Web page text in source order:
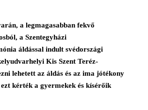
a legmagasabban fekvő
a Szentegyházi
áldással indult svédországi
Kis Szent Teréz-
lehetett az áldás és az ima jótékony
kérték a gyermekek és kísérőik